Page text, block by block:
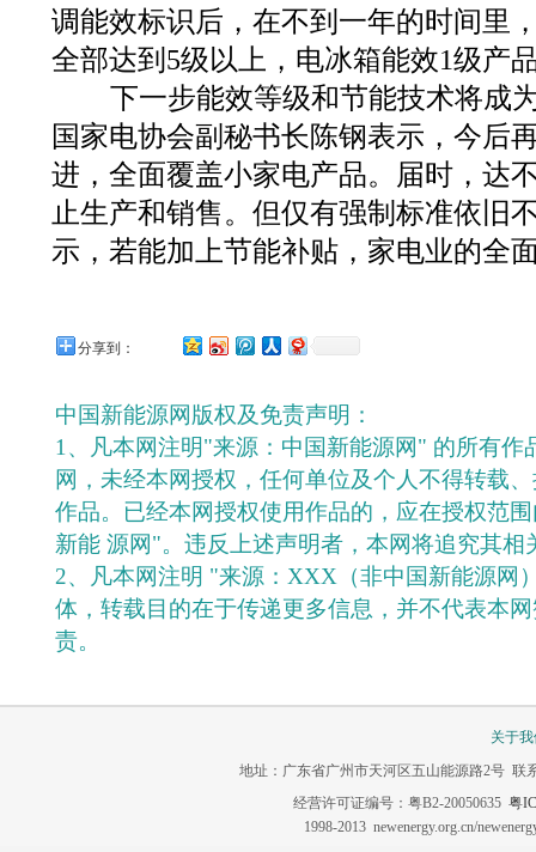
调能效标识后，在不到一年的时间里
全部达到5级以上，电冰箱能效1级产
下一步能效等级和节能技术将成
国家电协会副秘书长陈钢表示，今后
进，全面覆盖小家电产品。届时，达
止生产和销售。但仅有强制标准依旧
示，若能加上节能补贴，家电业的全
分享到：
中国新能源网版权及免责声明：
1、凡本网注明"来源：中国新能源网" 的所有作
网，未经本网授权，任何单位及个人不得转载
作品。已经本网授权使用作品的，应在授权范
新能 源网"。违反上述声明者，本网将追究其相
2、凡本网注明 "来源：XXX（非中国新能源网
体，转载目的在于传递更多信息，并不代表本
责。
关于
地址：广东省广州市天河区五山能源路2号 联
经营许可证编号：粤B2-20050635 粤
1998-2013 newenergy.org.cn/